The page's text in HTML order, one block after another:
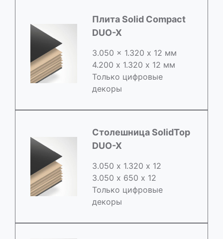
Плита Solid Compact
DUO-X
3.050 x 1.320 х 12 мм
4.200 x 1.320 х 12 мм
Только цифровые
декоры
Столешница SolidTop
DUO-X
3.050 х 1.320 х 12
3.050 x 650 х 12
Только цифровые
декоры